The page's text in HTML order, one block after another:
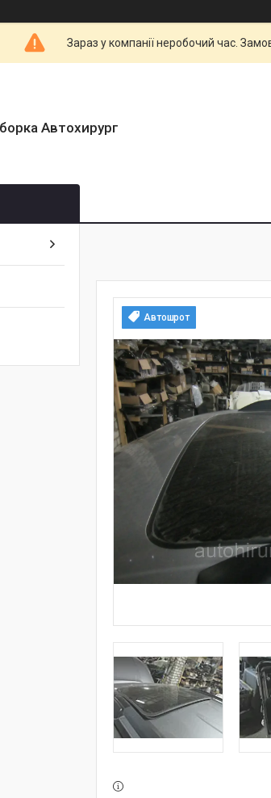
Зараз у компанії неробочий час.
Автохирург
Автошрот